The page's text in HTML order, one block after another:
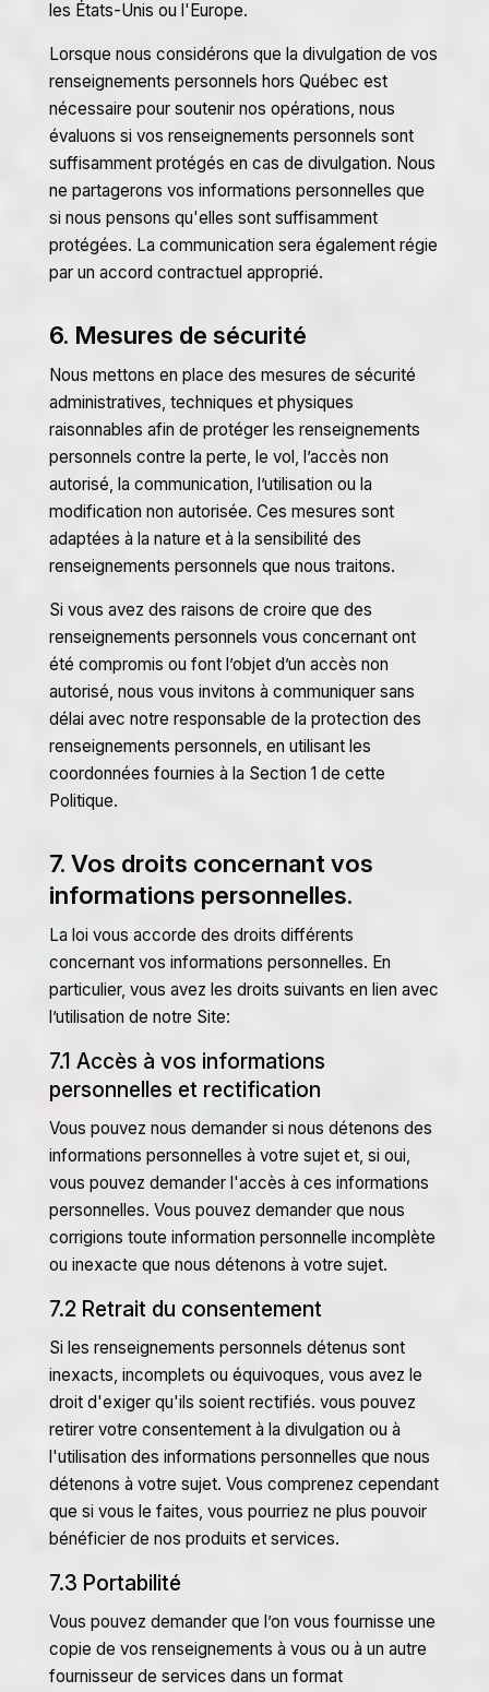
les États-Unis ou l'Europe.
Lorsque nous considérons que la divulgation de vos
renseignements personnels hors Québec est
nécessaire pour soutenir nos opérations, nous
évaluons si vos renseignements personnels sont
suffisamment protégés en cas de divulgation. Nous
ne partagerons vos informations personnelles que
si nous pensons qu'elles sont suffisamment
protégées. La communication sera également régie
par un accord contractuel approprié.
6. Mesures de sécurité
Nous mettons en place des mesures de sécurité
administratives, techniques et physiques
raisonnables afin de protéger les renseignements
personnels contre la perte, le vol, l’accès non
autorisé, la communication, l’utilisation ou la
modification non autorisée. Ces mesures sont
adaptées à la nature et à la sensibilité des
renseignements personnels que nous traitons.
Si vous avez des raisons de croire que des
renseignements personnels vous concernant ont
été compromis ou font l’objet d’un accès non
autorisé, nous vous invitons à communiquer sans
délai avec notre responsable de la protection des
renseignements personnels, en utilisant les
coordonnées fournies à la Section 1 de cette
Politique.
7. Vos droits concernant vos
informations personnelles.
La loi vous accorde des droits différents
concernant vos informations personnelles. En
particulier, vous avez les droits suivants en lien avec
l’utilisation de notre Site:
7.1 Accès à vos informations
personnelles et rectification
Vous pouvez nous demander si nous détenons des
informations personnelles à votre sujet et, si oui,
vous pouvez demander l'accès à ces informations
personnelles. Vous pouvez demander que nous
corrigions toute information personnelle incomplète
ou inexacte que nous détenons à votre sujet.
7.2 Retrait du consentement
Si les renseignements personnels détenus sont
inexacts, incomplets ou équivoques, vous avez le
droit d'exiger qu'ils soient rectifiés. vous pouvez
retirer votre consentement à la divulgation ou à
l'utilisation des informations personnelles que nous
détenons à votre sujet. Vous comprenez cependant
que si vous le faites, vous pourriez ne plus pouvoir
bénéficier de nos produits et services.
7.3 Portabilité
Vous pouvez demander que l’on vous fournisse une
copie de vos renseignements à vous ou à un autre
fournisseur de services dans un format